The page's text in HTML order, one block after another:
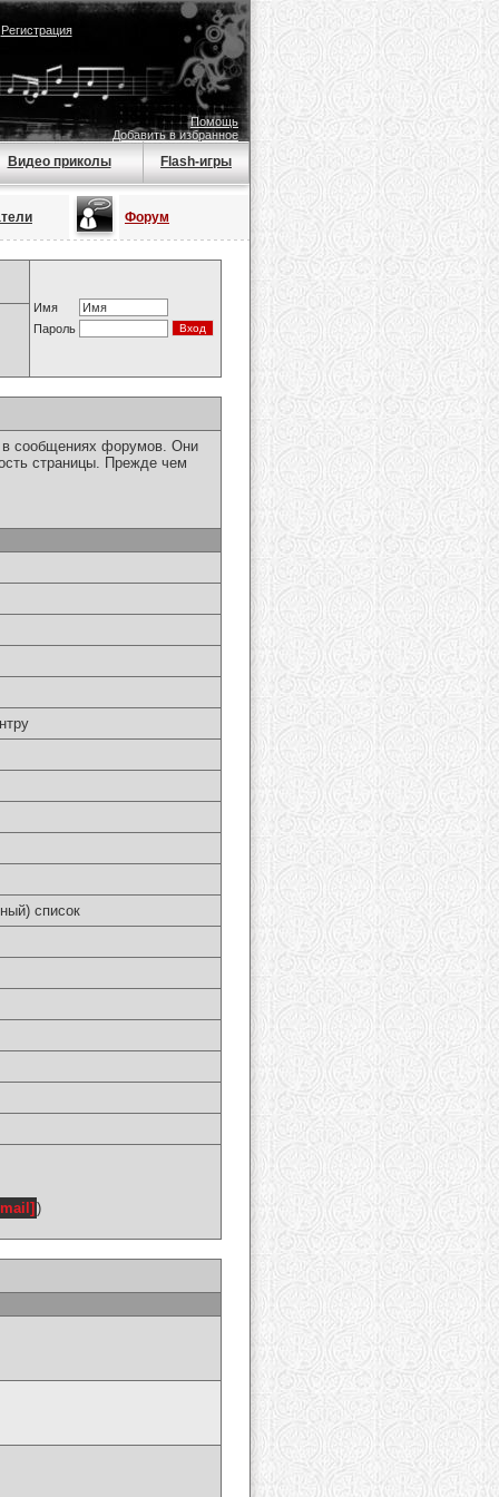
Регистрация
Помощь
Добавить в избранное
Видео приколы Flash-игры
Форум
Имя
Пароль
в сообщениях форумов. Они
страницы. Прежде чем
список
)